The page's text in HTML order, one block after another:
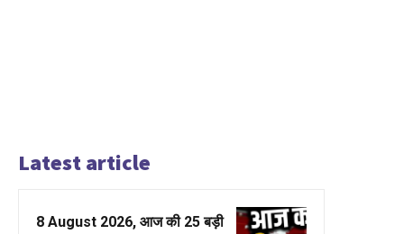
Latest article
8 August 2026, आज की 25 बड़ी